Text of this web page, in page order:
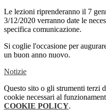
Le lezioni riprenderanno il 7
3/12/2020 verranno date le
specifica comunicazione.
Si coglie l'occasione per
un buon anno nuovo.
Notizie
Questo sito o gli strumenti terzi
cookie necessari al
COOKIE POLICY.